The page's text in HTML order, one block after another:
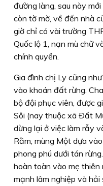
đường làng, sau này
còn tờ mờ, về đến nhà
giờ chỉ có vài trường
Quốc lộ 1, nạn mù chữ
chính quyền.
Gia đình chị Ly cũng
vào khoán đất rừng.
bộ đội phục viên, được
Sôi (nay thuộc xã Ðất
dừng lại ở việc làm rẫy
Rằm, mùng Một dựa
phong phú dưới tán
hoàn toàn vào mẹ thiên
mạnh lâm nghiệp và